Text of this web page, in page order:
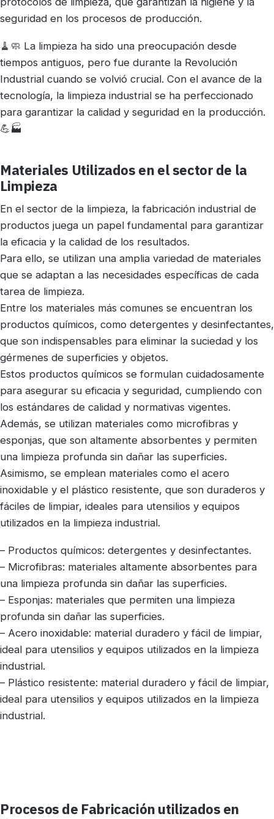
seguridad en los procesos de producción.
🧹🧼 La limpieza ha sido una preocupación desde
tiempos antiguos, pero fue durante la Revolución
Industrial cuando se volvió crucial. Con el avance de la
tecnología, la limpieza industrial se ha perfeccionado
para garantizar la calidad y seguridad en la producción.
💪🏭
Materiales Utilizados en el sector de la
Limpieza
En el sector de la limpieza, la fabricación industrial de
productos juega un papel fundamental para garantizar
la eficacia y la calidad de los resultados.
Para ello, se utilizan una amplia variedad de materiales
que se adaptan a las necesidades específicas de cada
tarea de limpieza.
Entre los materiales más comunes se encuentran los
productos químicos, como detergentes y desinfectantes,
que son indispensables para eliminar la suciedad y los
gérmenes de superficies y objetos.
Estos productos químicos se formulan cuidadosamente
para asegurar su eficacia y seguridad, cumpliendo con
los estándares de calidad y normativas vigentes.
Además, se utilizan materiales como microfibras y
esponjas, que son altamente absorbentes y permiten
una limpieza profunda sin dañar las superficies.
Asimismo, se emplean materiales como el acero
inoxidable y el plástico resistente, que son duraderos y
fáciles de limpiar, ideales para utensilios y equipos
utilizados en la limpieza industrial.
– Productos químicos: detergentes y desinfectantes.
– Microfibras: materiales altamente absorbentes para
una limpieza profunda sin dañar las superficies.
– Esponjas: materiales que permiten una limpieza
profunda sin dañar las superficies.
– Acero inoxidable: material duradero y fácil de limpiar,
ideal para utensilios y equipos utilizados en la limpieza
industrial.
– Plástico resistente: material duradero y fácil de limpiar,
ideal para utensilios y equipos utilizados en la limpieza
industrial.
Procesos de Fabricación utilizados en